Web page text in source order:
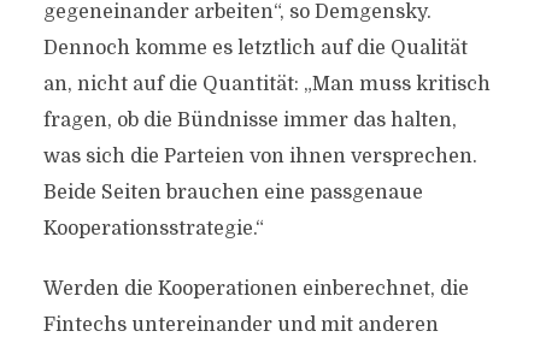
gegeneinander arbeiten“, so Demgensky.
Dennoch komme es letztlich auf die Qualität
an, nicht auf die Quantität: „Man muss kritisch
fragen, ob die Bündnisse immer das halten,
was sich die Parteien von ihnen versprechen.
Beide Seiten brauchen eine passgenaue
Kooperationsstrategie.“
Werden die Kooperationen einberechnet, die
Fintechs untereinander und mit anderen